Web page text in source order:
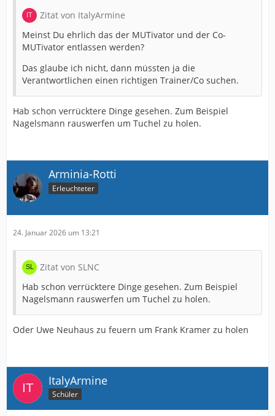
Zitat von ItalyArmine
Meinst Du ehrlich das der MUTivator und der Co-
MUTivator entlassen werden?
Das glaube ich nicht, dann müssten ja die
Verantwortlichen einen richtigen Trainer/Co suchen.
Hab schon verrücktere Dinge gesehen. Zum Beispiel
Nagelsmann rauswerfen um Tuchel zu holen.
Arminia-Rotti
Erleuchteter
24. Januar 2026 um 13:21
Zitat von SLNC
Hab schon verrücktere Dinge gesehen. Zum Beispiel
Nagelsmann rauswerfen um Tuchel zu holen.
Oder Uwe Neuhaus zu feuern um Frank Kramer zu holen
ItalyArmine
Schüler